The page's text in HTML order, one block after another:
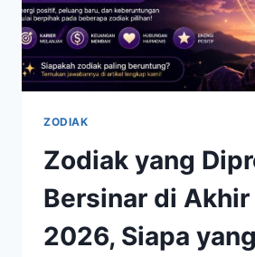
ZODIAK
Zodiak yang
Bersinar di
2026, Siapa